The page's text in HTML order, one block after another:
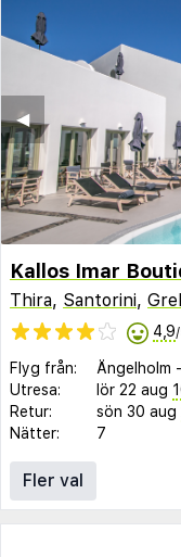
◀︎
Kallos Imar
Thira, Santorini,
4,9
Flyg från: Ängelholm -
Utresa:
lör 22 aug
Retur:
sön 30 aug
Nätter:
7
Fler val